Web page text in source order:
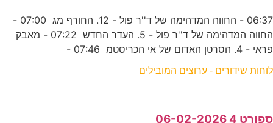
06:37 - החווה המדהימה של ד''ר פול - 12. החורף מג 07:00 -
החווה המדהימה של ד''ר פול - 5. העדר החדש 07:22 - מאבק
פראי - 4. הסרטן האדום של אי הכריסטמ 07:46 -
לוחות שידורים - ערוצים המובילים
ספורט 4 06-02-2026